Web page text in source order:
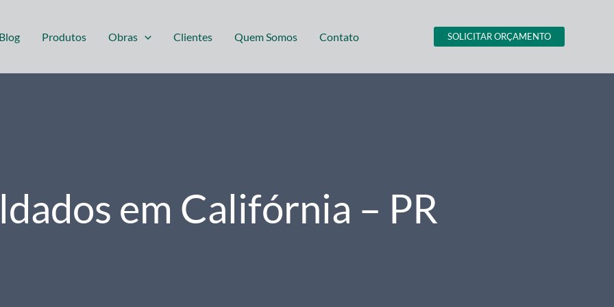
Blog Produtos Obras Clientes Quem Somos Contato SOLICITAR ORÇAMENTO
em Califórnia – PR